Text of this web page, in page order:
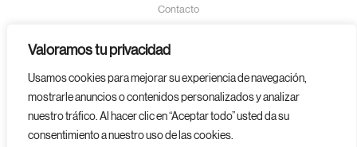
Valoramos tu privacidad
Usamos cookies para mejorar su experiencia de navegación,
mostrarle anuncios o contenidos personalizados y analizar
nuestro tráfico. Al hacer clic en “Aceptar todo” usted da su
consentimiento a nuestro uso de las cookies.
Contacto
Aviso Legal
Política de Privacidad